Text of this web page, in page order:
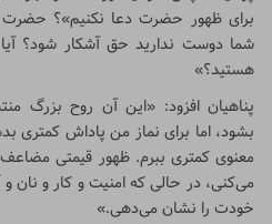
برای ظهور حضرت دعا نکنیم»؟
شما دوست ندارید حق آشکار شود؟
هستید؟»
پناهیان افزود: «این آن روح بزرگ
بشود، اما برای نماز من پاداش کمتری
معنوی کمتری ببرم. ظهور قیمتی مضاعف
می‌کنی، در حالی که امنیت و کار و
خودت را نشان می‌دهی.»